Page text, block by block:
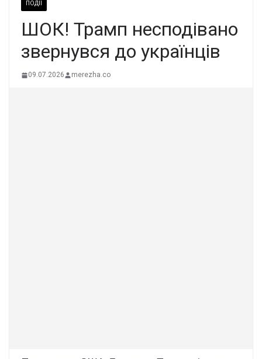
ПОДІЇ
ШОК! Трамп несподівано
звернувся до українців
09.07.2026 merezha.co